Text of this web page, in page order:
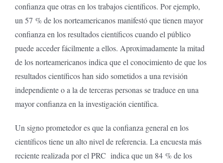
confianza que otras en los trabajos científicos. Por ejemplo,
un 57 % de los norteamericanos manifestó que tienen mayor
confianza en los resultados científicos cuando el público
puede acceder fácilmente a ellos. Aproximadamente la mitad
de los norteamericanos indica que el conocimiento de que los
resultados científicos han sido sometidos a una revisión
independiente o a la de terceras personas se traduce en una
mayor confianza en la investigación científica.
Un signo prometedor es que la confianza general en los
científicos tiene un alto nivel de referencia. La encuesta más
reciente realizada por el PRC indica que un 84 % de los